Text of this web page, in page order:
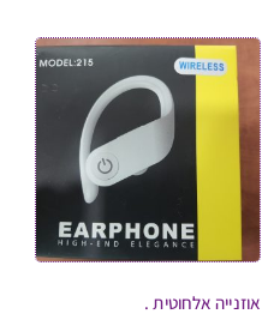
אוזנייה אלחוטית .